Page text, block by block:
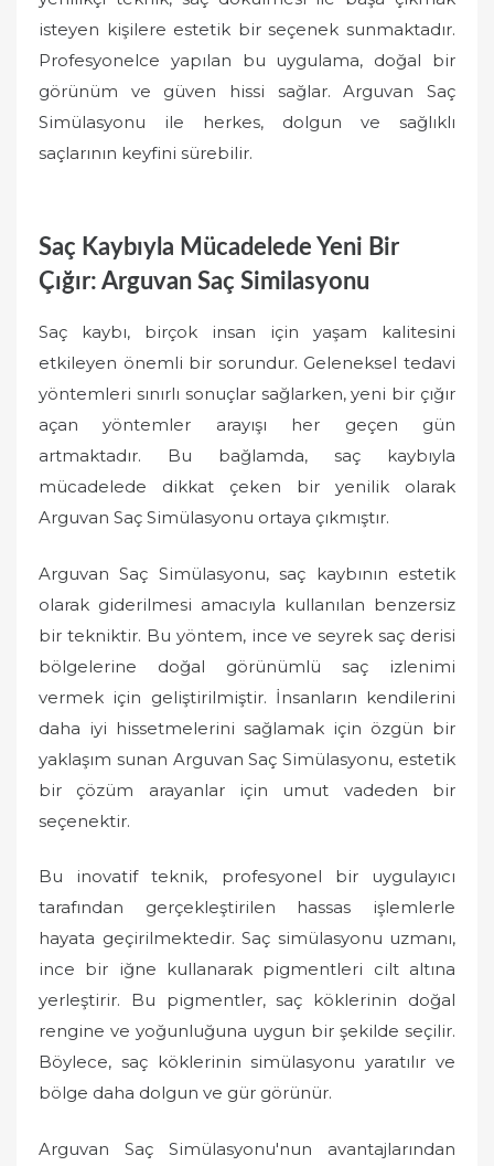
isteyen kişilere estetik bir seçenek sunmaktadır.
Profesyonelce yapılan bu uygulama, doğal bir
görünüm ve güven hissi sağlar. Arguvan Saç
Simülasyonu ile herkes, dolgun ve sağlıklı
saçlarının keyfini sürebilir.
Saç Kaybıyla Mücadelede Yeni Bir
Çığır: Arguvan Saç Similasyonu
Saç kaybı, birçok insan için yaşam kalitesini
etkileyen önemli bir sorundur. Geleneksel tedavi
yöntemleri sınırlı sonuçlar sağlarken, yeni bir çığır
açan yöntemler arayışı her geçen gün
artmaktadır. Bu bağlamda, saç kaybıyla
mücadelede dikkat çeken bir yenilik olarak
Arguvan Saç Simülasyonu ortaya çıkmıştır.
Arguvan Saç Simülasyonu, saç kaybının estetik
olarak giderilmesi amacıyla kullanılan benzersiz
bir tekniktir. Bu yöntem, ince ve seyrek saç derisi
bölgelerine doğal görünümlü saç izlenimi
vermek için geliştirilmiştir. İnsanların kendilerini
daha iyi hissetmelerini sağlamak için özgün bir
yaklaşım sunan Arguvan Saç Simülasyonu, estetik
bir çözüm arayanlar için umut vadeden bir
seçenektir.
Bu inovatif teknik, profesyonel bir uygulayıcı
tarafından gerçekleştirilen hassas işlemlerle
hayata geçirilmektedir. Saç simülasyonu uzmanı,
ince bir iğne kullanarak pigmentleri cilt altına
yerleştirir. Bu pigmentler, saç köklerinin doğal
rengine ve yoğunluğuna uygun bir şekilde seçilir.
Böylece, saç köklerinin simülasyonu yaratılır ve
bölge daha dolgun ve gür görünür.
Arguvan Saç Simülasyonu'nun avantajlarından